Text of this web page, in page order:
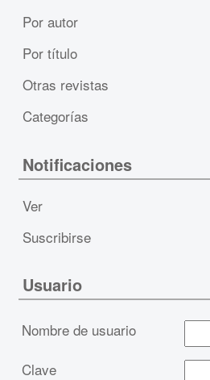
Por autor
Por título
Otras revistas
Categorías
Notificaciones
Ver
Suscribirse
Usuario
Nombre de usuario
Clave